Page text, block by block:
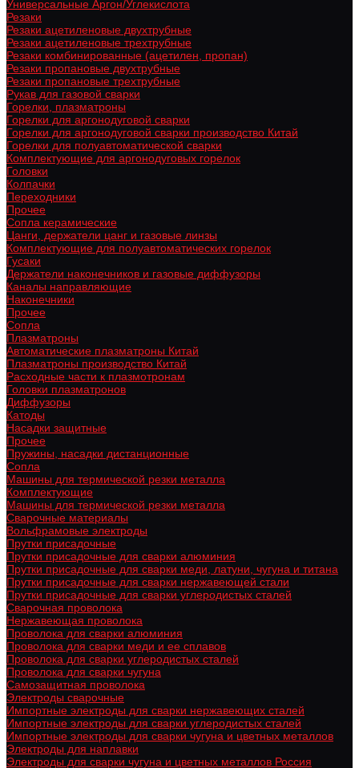
Универсальные Аргон/Углекислота
Резаки
Резаки ацетиленовые двухтрубные
Резаки ацетиленовые трехтрубные
Резаки комбинированные (ацетилен, пропан)
Резаки пропановые двухтрубные
Резаки пропановые трехтрубные
Рукав для газовой сварки
Горелки, плазматроны
Горелки для аргонодуговой сварки
Горелки для аргонодуговой сварки производство Китай
Горелки для полуавтоматической сварки
Комплектующие для аргонодуговых горелок
Головки
Колпачки
Переходники
Прочее
Сопла керамические
Цанги, держатели цанг и газовые линзы
Комплектующие для полуавтоматических горелок
Гусаки
Держатели наконечников и газовые диффузоры
Каналы направляющие
Наконечники
Прочее
Сопла
Плазматроны
Автоматические плазматроны Китай
Плазматроны производство Китай
Расходные части к плазмотронам
Головки плазматронов
Диффузоры
Катоды
Насадки защитные
Прочее
Пружины, насадки дистанционные
Сопла
Машины для термической резки металла
Комплектующие
Машины для термической резки металла
Сварочные материалы
Вольфрамовые электроды
Прутки присадочные
Прутки присадочные для сварки алюминия
Прутки присадочные для сварки меди, латуни, чугуна и титана
Прутки присадочные для сварки нержавеющей стали
Прутки присадочные для сварки углеродистых сталей
Сварочная проволока
Нержавеющая проволока
Проволока для сварки алюминия
Проволока для сварки меди и ее сплавов
Проволока для сварки углеродистых сталей
Проволока для сварки чугуна
Самозащитная проволока
Электроды сварочные
Импортные электроды для сварки нержавеющих сталей
Импортные электроды для сварки углеродистых сталей
Импортные электроды для сварки чугуна и цветных металлов
Электроды для наплавки
Электроды для сварки чугуна и цветных металлов Россия